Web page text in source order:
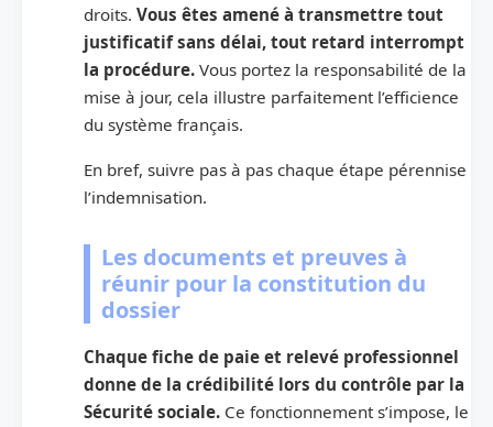
droits. Vous êtes amené à transmettre tout
justificatif sans délai, tout retard interrompt
la procédure. Vous portez la responsabilité de la
mise à jour, cela illustre parfaitement l’efficience
du système français.
En bref, suivre pas à pas chaque étape pérennise
l’indemnisation.
Les documents et preuves à
réunir pour la constitution du
dossier
Chaque fiche de paie et relevé professionnel
donne de la crédibilité lors du contrôle par la
Sécurité sociale. Ce fonctionnement s’impose, le